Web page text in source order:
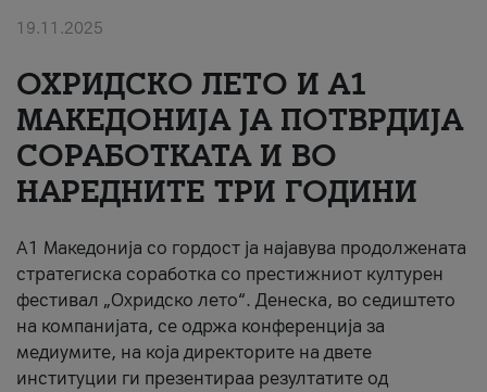
#ПодобарОнлајн
19.11.2025
ОХРИДСКО ЛЕТО И A1
МАКЕДОНИЈА ЈА ПОТВРДИЈА
СОРАБОТКАТА И ВО
НАРЕДНИТЕ ТРИ ГОДИНИ
A1 Македонија со гордост ја најавува продолжената
стратегиска соработка со престижниот културен
фестивал „Охридско лето“. Денеска, во седиштето
на компанијата, се одржа конференција за
медиумите, на која директорите на двете
институции ги презентираа резултатите од